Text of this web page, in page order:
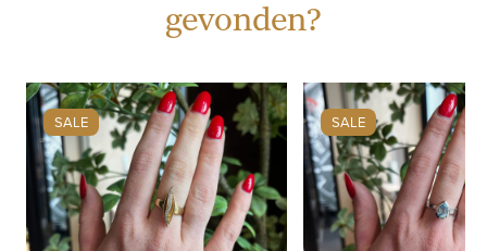
gevonden?
SALE SALE